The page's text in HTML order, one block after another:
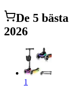
De 5 bästa
2026
1